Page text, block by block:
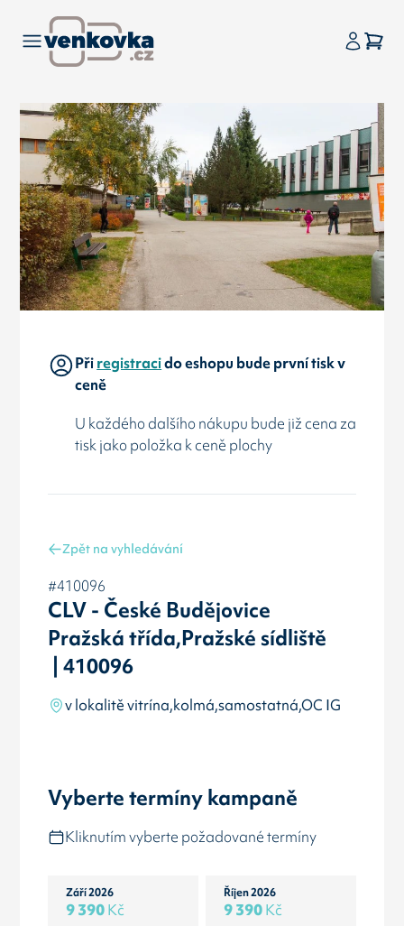
Přiregistracido eshopu bude první tisk v
ceně
U každého dalšího nákupu bude již cena za
tisk jako položka k ceně plochy
Zpět na vyhledávání
#410096
CLV - České Budějovice
Pražská třída,Pražské sídliště
| 410096
v lokalitě vitrína,kolmá,samostatná,OC IG
Vyberte termíny kampaně
Kliknutím vyberte požadované termíny
Září 2026
9 390Kč
Říjen 2026
9 390Kč